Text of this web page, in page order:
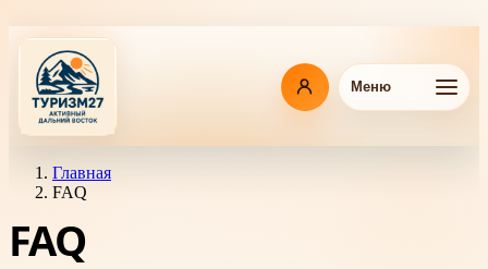
основному
содержанию
Меню
Навигационная
цепочка
Главная
FAQ
FAQ